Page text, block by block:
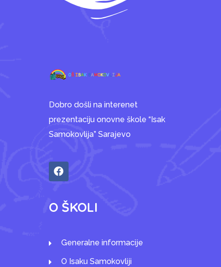
Dobro došli na interenet
prezentaciju onovne škole “Isak
Samokovlija” Sarajevo
O ŠKOLI
Generalne informacije
O Isaku Samokovliji